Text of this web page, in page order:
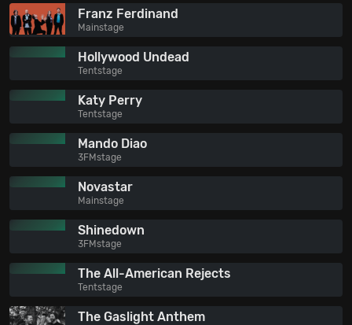
Franz Ferdinand
Mainstage
Hollywood Undead
Tentstage
Katy Perry
Tentstage
Mando Diao
3FMstage
Novastar
Mainstage
Shinedown
3FMstage
The All-American Rejects
Tentstage
The Gaslight Anthem